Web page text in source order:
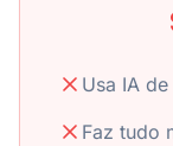
Usa IA
Faz tudo